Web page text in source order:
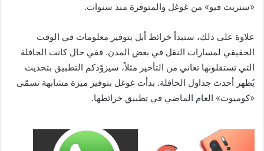
«ستريت فيو» من غوغل والمتوفرة منذ سنوات.
علاوة على ذلك، ستبدأ خرائط أبل بتوفير معلومات في الوقت
الحقيقي لمسارات النقل في بعض المدن. ففي حال كانت الحافلة
التي تستقلونها تعاني من التأخير مثلاً، سيزوّدكم التطبيق بتحديث
يُظهر أحدث جداول الحافلة. بدأت غوغل بتوفير ميزة مشابهة تسمّى
«كوميوت» العام الماضي في تطبيق خرائطها.